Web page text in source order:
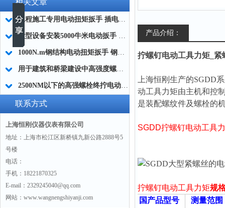
相关文章
工程施工专用电动扭矩扳手 插电式电动拧紧扳手SGDD厂家
大型设备安装5000牛米电动扳手 高强度螺栓紧固电动扳手生产制造商
1000N.m钢结构电动扭矩扳手 钢结构塔吊螺栓电动扳手 高强螺栓枪
用于建筑和桥梁建设中高强度螺栓的紧固电动扭矩扳手1000Nm
2500NM以下的高强螺栓终拧电动扭矩扳手,电动终拧扭力扳手
联系方式
上海恒刚仪器仪表有限公司
地址：上海市松江区新桥镇九新公路2888号5
号楼
电话：
手机：18221870325
E-mail：2329245040@qq.com
网站：www.wangnengshiyanji.com
产品介绍：
拧螺钉电动工具力矩_
上海恒刚生产的SGDD
动工具力矩由主机和控
是装配螺纹件及螺栓的
SGDD拧螺钉电动工具
拧螺钉电动工具力矩规
国产品型号
测量范围